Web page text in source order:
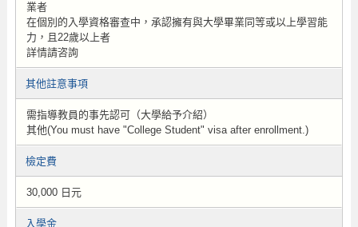
業者
在個別的入學資格審查中，承認擁有與大學畢業同等或以上學習能
力，且22歲以上者
詳情請咨詢
其他註意事項
需指導教員的事先認可（大學給予介紹）
其他(You must have "College Student" visa after enrollment.)
檢定費
30,000 日元
入學金